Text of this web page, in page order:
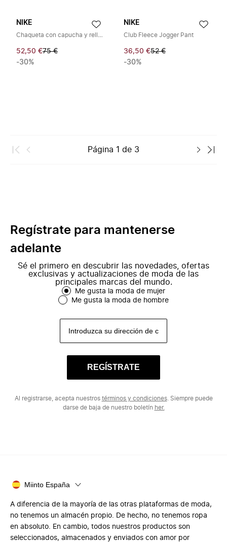
NIKE
Chaqueta con capucha y relleno sintético
52,50 €75 €
-30%
NIKE
Club Fleece Jogger Pant
36,50 €52 €
-30%
Página 1 de 3
Regístrate para mantenerse
adelante
Sé el primero en descubrir las novedades, ofertas
exclusivas y actualizaciones de moda de las
principales marcas del mundo.
Me gusta la moda de mujer
Me gusta la moda de hombre
REGÍSTRATE
Al registrarse, acepta nuestros términos y condiciones. Siempre puede
darse de baja de nuestro boletín her.
Miinto España
A diferencia de la mayoría de las otras plataformas de moda,
no tenemos un almacén propio. De hecho, no tenemos ropa
en absoluto. En cambio, todos nuestros productos son
seleccionados, almacenados y enviados con amor por